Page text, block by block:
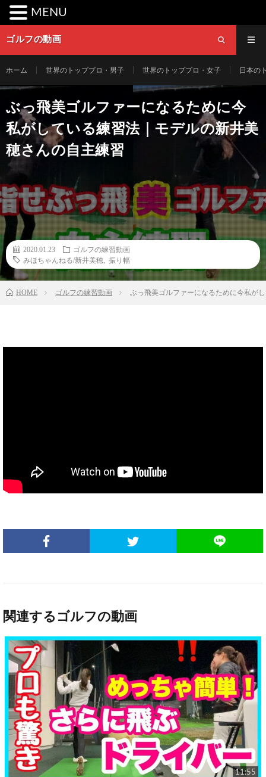
ゴルフの動画
ホーム 世界のトッププロ・男子 世界のトッププロ・女子 日本の
ぶっ飛美ゴルファーになるために今
私がしている練習法｜モデルの新井美
穂さんの自主練習
2020.01.23
ゴルフの練習動画
みほちゃんねる/新井美穂
振り幅
HOME ゴルフの練習動画 ぶっ飛美ゴルファーになるために今私が
関連するゴルフの動画
11:55
MENU